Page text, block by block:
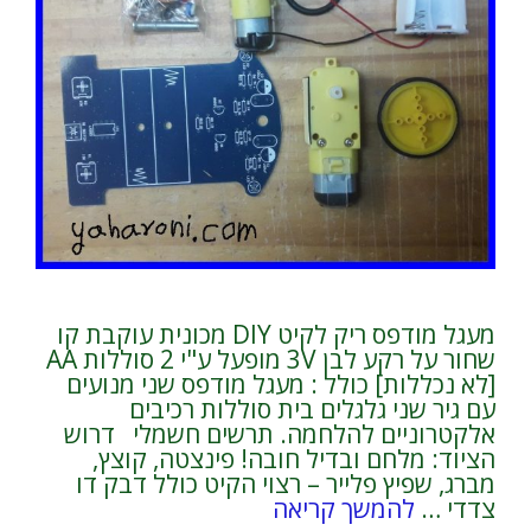
מעגל מודפס ריק לקיט DIY מכונית עוקבת קו
שחור על רקע לבן 3V מופעל ע"י 2 סוללות AA
[לא נכללות] כולל : מעגל מודפס שני מנועים
עם גיר שני גלגלים בית סוללות רכיבים
אלקטרוניים להלחמה. תרשים חשמלי דרוש
הציוד: מלחם ובדיל חובה! פינצטה, קוצץ,
מברג, שפיץ פלייר – רצוי הקיט כולל דבק דו
צדדי … להמשך קריאה